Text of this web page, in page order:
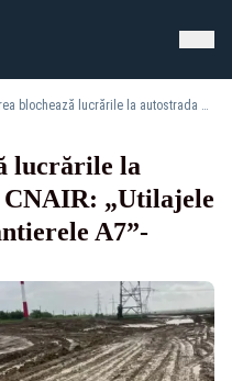
Vremea rea blochează lucrările la autostrada Moldovei. CNAIR: „Utilajele nu pot fi folosite pe șantierele A7”-VIDEO
lucrările la
„Utilajele
A7”-